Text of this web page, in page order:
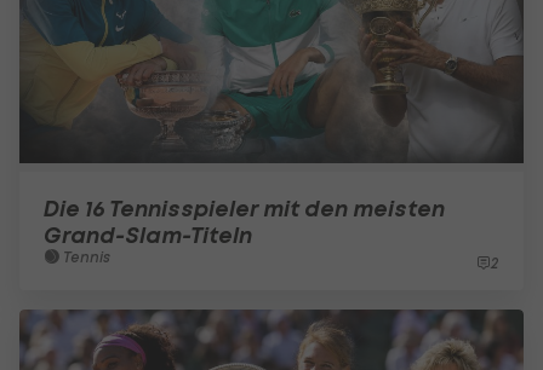
Die 16 Tennisspieler mit den meisten
Grand-Slam-Titeln
Tennis 2